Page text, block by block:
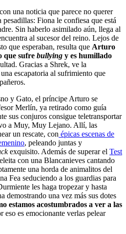
una noticia que parece no querer
Fiona le confiesa que está
Sin haberlo asimilado aún, llega al
al sucesor del reino. Lejos de
que esperaban, resulta que Arturo
que sufre bullying y es humillado
Gracias a Shrek, ve la
escapatoria al sufrimiento que
y Gato, el príncipe Arturo se
Merlín, ya retirado como guía
sus conjuros consigue teletransportar
a Muy, Muy Lejano. Allí, las
un rescate, con épicas escenas de
, peleando juntas y
exquisito. Además de superar el Test
con una Blancanieves cantando
una horda de animalitos del
Fea seduciendo a los guardias para
les haga tropezar y hasta
demostrando una vez más sus dotes
estamos acostumbrados a ver a las
eso es emocionante verlas pelear